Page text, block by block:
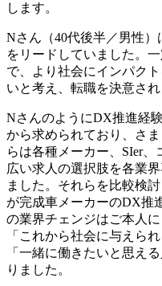
します。
Nさん（40代後半／男性
をリードしていました。
で、より社会にインパク
いと考え、転職を決意され
NさんのようにDX推進経
から求められており、さ
らは各種メーカー、SIer
広い求人の選択肢を各業
ました。それらを比較検
が完成車メーカーのDX推
の業界チェンジはご本人
「これから社会に与えら
「一緒に働きたいと思え
りました。